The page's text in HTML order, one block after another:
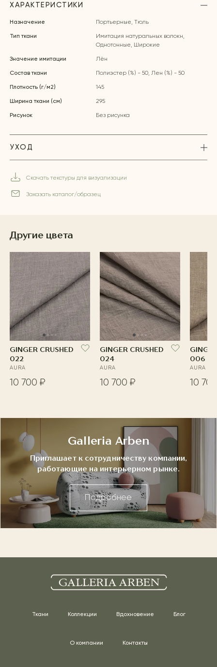
ХАРАКТЕРИСТИКИ
Назначение Портьерные, Тюль
Тип ткани
Имитация натуральных волокн,
Однотонные, Широкие
Значение имитации Лён
Состав ткани Полиэстер (%) - 50, Лен (%) - 50
Плотность (г/м2) 145
Ширина ткани (см) 295
Рисунок Без рисунка
УХОД
Скачать текстуры для визуализации
Заказать каталог/образец
Другие цвета
GINGER CRUSHED
022
AURA
10 700 ₽
GINGER CRUSHED
024
AURA
10 700 ₽
006
AURA
10
Galleria Arben
Приглашает к сотрудничеству компании,
работающие на интерьерном рынке.
Подробнее
Ткани Коллекции Вдохновение Блог
О компании Контакты